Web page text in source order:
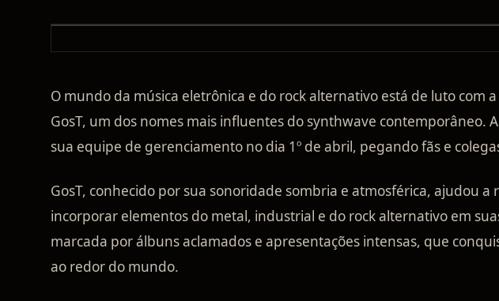
O mundo da música eletrônica e do rock alternativo está de luto com
GosT, um dos nomes mais influentes do synthwave contemporâneo.
sua equipe de gerenciamento no dia 1º de abril, pegando fãs e
GosT, conhecido por sua sonoridade sombria e atmosférica, ajudou
incorporar elementos do metal, industrial e do rock alternativo em
marcada por álbuns aclamados e apresentações intensas, que
ao redor do mundo.